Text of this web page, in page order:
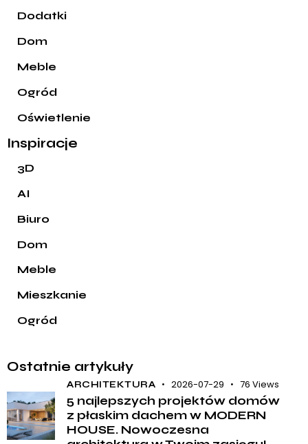
Dodatki
Dom
Meble
Ogród
Oświetlenie
Inspiracje
3D
AI
Biuro
Dom
Meble
Mieszkanie
Ogród
Ostatnie artykuły
ARCHITEKTURA 2026-07-29 76 Views
5 najlepszych projektów domów
z płaskim dachem w MODERN
HOUSE. Nowoczesna